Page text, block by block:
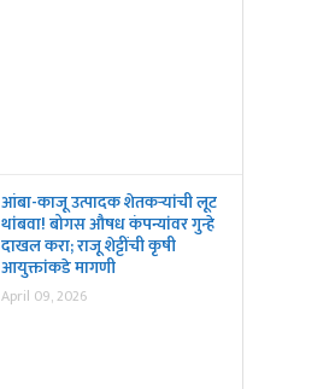
आंबा-काजू उत्पादक शेतकऱ्यांची लूट
थांबवा! बोगस औषध कंपन्यांवर गुन्हे
दाखल करा; राजू शेट्टींची कृषी
आयुक्तांकडे मागणी
April 09, 2026